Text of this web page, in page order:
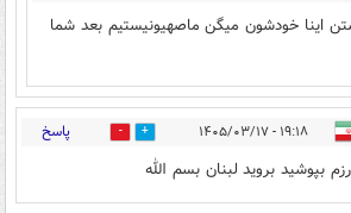
اینا خودشون میگن ماصهیونیستیم بعد شما
۱۹:۱۸ - ۱۴۰۵/۰۳/۱۷ 1 پاسخ
بپوشید بروید لبنان بسم الله